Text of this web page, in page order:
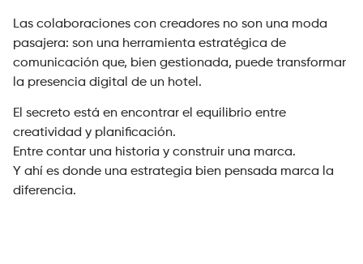
Las colaboraciones con creadores no son una moda
pasajera: son una herramienta estratégica de
comunicación que, bien gestionada, puede transformar
la presencia digital de un hotel.
El secreto está en encontrar el equilibrio entre
creatividad y planificación.
Entre contar una historia y construir una marca.
Y ahí es donde una estrategia bien pensada marca la
diferencia.